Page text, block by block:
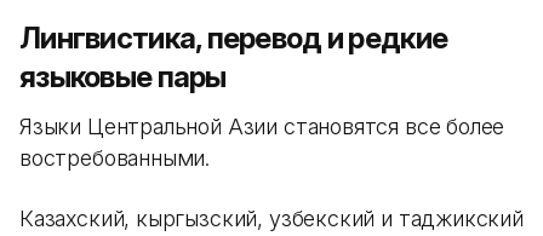
Лингвистика, перевод и редкие
языковые пары
Языки Центральной Азии становятся все более
востребованными.
Казахский, кыргызский, узбекский и таджикский